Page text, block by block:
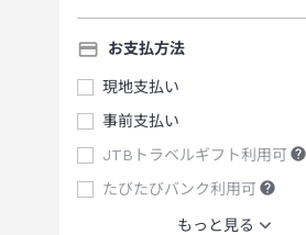
お支払方法
現地支払い
事前支払い
JTBトラベルギフト利用可
たびたびバンク利用可
もっと見る